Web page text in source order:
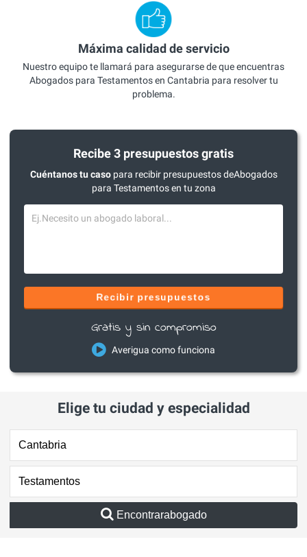
Máxima calidad de servicio
Nuestro equipo te llamará para asegurarse de que encuentras
Abogados para Testamentos en Cantabria para resolver tu
problema.
Recibe 3 presupuestos gratis
Cuéntanos tu casopara recibir presupuestos deAbogados
para Testamentos en tu zona
Recibir presupuestos
Gratis y sin compromiso
Averigua como funciona
Elige tu ciudad y especialidad
Encontrarabogado